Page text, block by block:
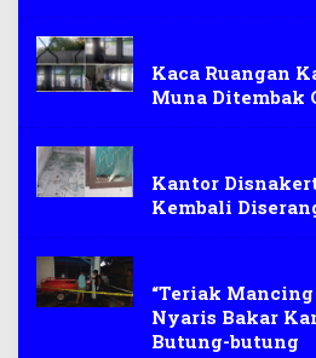
Kaca Ruangan
Muna Ditembak
Kantor
Kembali
“Teriak
Nyaris Bakar
Butung-butung